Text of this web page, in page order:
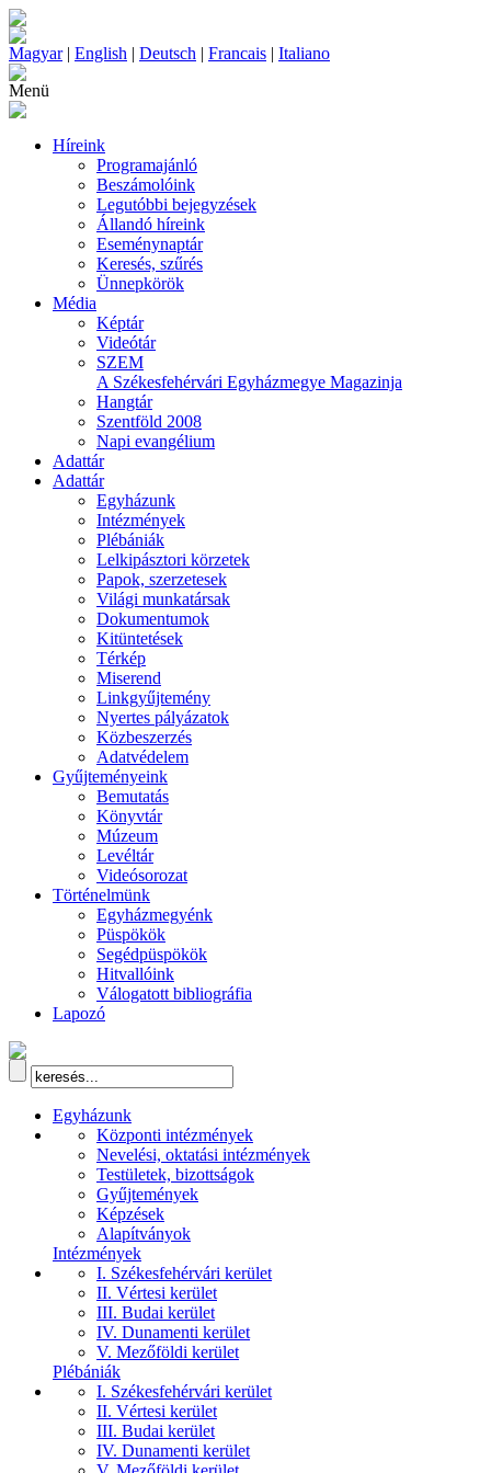
Magyar| English | Deutsch | Francais | Italiano
Menü
Híreink
Programajánló
Beszámolóink
Legutóbbi bejegyzések
Állandó híreink
Eseménynaptár
Keresés, szűrés
Ünnepkörök
Média
Képtár
Videótár
SZEM
A Székesfehérvári Egyházmegye Magazinja
Hangtár
Szentföld 2008
Napi evangélium
Adattár
Adattár
Egyházunk
Intézmények
Plébániák
Lelkipásztori körzetek
Papok, szerzetesek
Világi munkatársak
Dokumentumok
Kitüntetések
Térkép
Miserend
Linkgyűjtemény
Nyertes pályázatok
Közbeszerzés
Adatvédelem
Gyűjteményeink
Bemutatás
Könyvtár
Múzeum
Levéltár
Videósorozat
Történelmünk
Egyházmegyénk
Püspökök
Segédpüspökök
Hitvallóink
Válogatott bibliográfia
Lapozó
Egyházunk
Központi intézmények
Nevelési, oktatási intézmények
Testületek, bizottságok
Gyűjtemények
Képzések
Alapítványok
Intézmények
I. Székesfehérvári kerület
II. Vértesi kerület
III. Budai kerület
IV. Dunamenti kerület
V. Mezőföldi kerület
Plébániák
I. Székesfehérvári kerület
II. Vértesi kerület
III. Budai kerület
IV. Dunamenti kerület